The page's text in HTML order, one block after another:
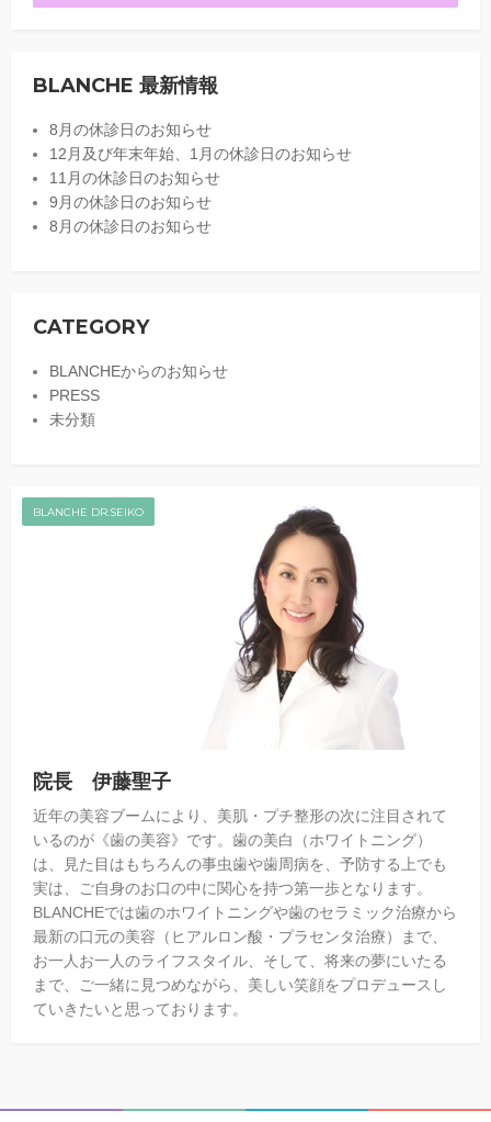
BLANCHE 最新情報
8月の休診日のお知らせ
12月及び年末年始、1月の休診日のお知らせ
11月の休診日のお知らせ
9月の休診日のお知らせ
8月の休診日のお知らせ
CATEGORY
BLANCHEからのお知らせ
PRESS
未分類
BLANCHE DR.SEIKO
院長 伊藤聖子
近年の美容ブームにより、美肌・プチ整形の次に注目されて
いるのが《歯の美容》です。歯の美白（ホワイトニング）
は、見た目はもちろんの事虫歯や歯周病を、予防する上でも
実は、ご自身のお口の中に関心を持つ第一歩となります。
BLANCHEでは歯のホワイトニングや歯のセラミック治療から
最新の口元の美容（ヒアルロン酸・プラセンタ治療）まで、
お一人お一人のライフスタイル、そして、将来の夢にいたる
まで、ご一緒に見つめながら、美しい笑顔をプロデュースし
ていきたいと思っております。